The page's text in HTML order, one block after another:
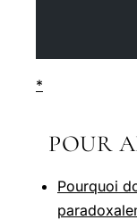
*
POUR
Pourquoi